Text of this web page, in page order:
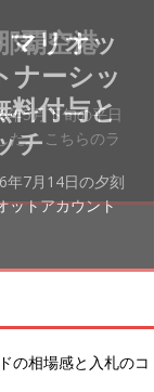
覇空港
年5月下旬の平日
た。 こちらのラ
レードキャンセル待